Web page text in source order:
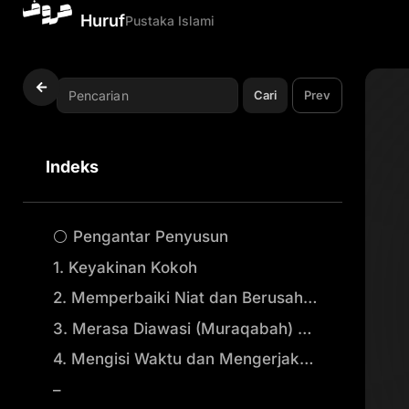
HurufPustaka Islami
Cari Prev
Indeks
⚪ Pengantar Penyusun
1. Keyakinan Kokoh
2. Memperbaiki Niat dan Berusaha Ikhlas
3. Merasa Diawasi (Muraqabah) oleh Allah Ta’ala Dalam Setiap Keadaan
4. Mengisi Waktu dan Mengerjakan Hal-hal yang Baik
–